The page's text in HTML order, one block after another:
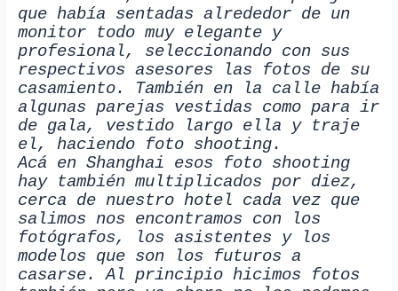
que había sentadas alrededor de un
monitor todo muy elegante y
profesional, seleccionando con sus
respectivos asesores las fotos de su
casamiento. También en la calle había
algunas parejas vestidas como para ir
de gala, vestido largo ella y traje
el, haciendo foto shooting.
Acá en Shanghai esos foto shooting
hay también multiplicados por diez,
cerca de nuestro hotel cada vez que
salimos nos encontramos con los
fotógrafos, los asistentes y los
modelos que son los futuros a
casarse. Al principio hicimos fotos